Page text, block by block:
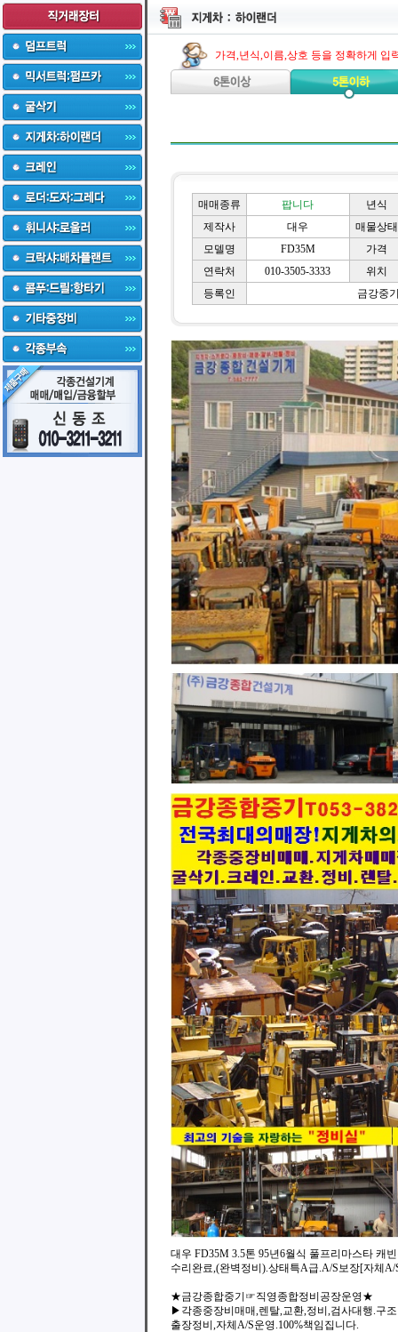
가격,년식,이름,상호 등을 정확하게 입
매매종류 팝니다
년식
제작사
대우
매물상태
모델명
FD35M
가격
연락처
010-3505-3333
위치
등록인
금강중
대우 FD35M 3.5톤 95년6월식 풀프리마스타 캐
수리완료,(완벽정비).상태특A급.A/S보장[자체A/
★금강종합중기☞직영종합정비공장운영★
▶각종중장비매매,렌탈,교환,정비,검사대행.구
출장정비,자체A/S운영.100%책임집니다.